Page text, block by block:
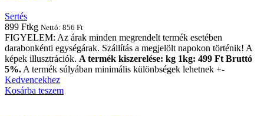
Sertés
899 Ftkg Nettó: 856 Ft
FIGYELEM: Az árak minden megrendelt termék esetében
darabonkénti egységárak. Szállítás a megjelölt napokon történik! A
képek illusztrációk. A termék kiszerelése: kg 1kg: 499 Ft Bruttó
5%. A termék súlyában minimális különbségek lehetnek +-
Kedvencekhez
Kosárba teszem